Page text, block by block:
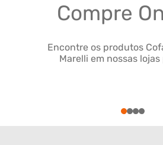
Compre
Encontre os produtos
Marelli em nossas
1234